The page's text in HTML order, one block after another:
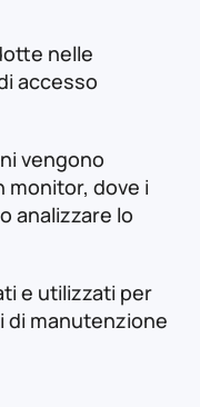
nelle
accesso
vengono
monitor, dove i
analizzare lo
e utilizzati per
di manutenzione